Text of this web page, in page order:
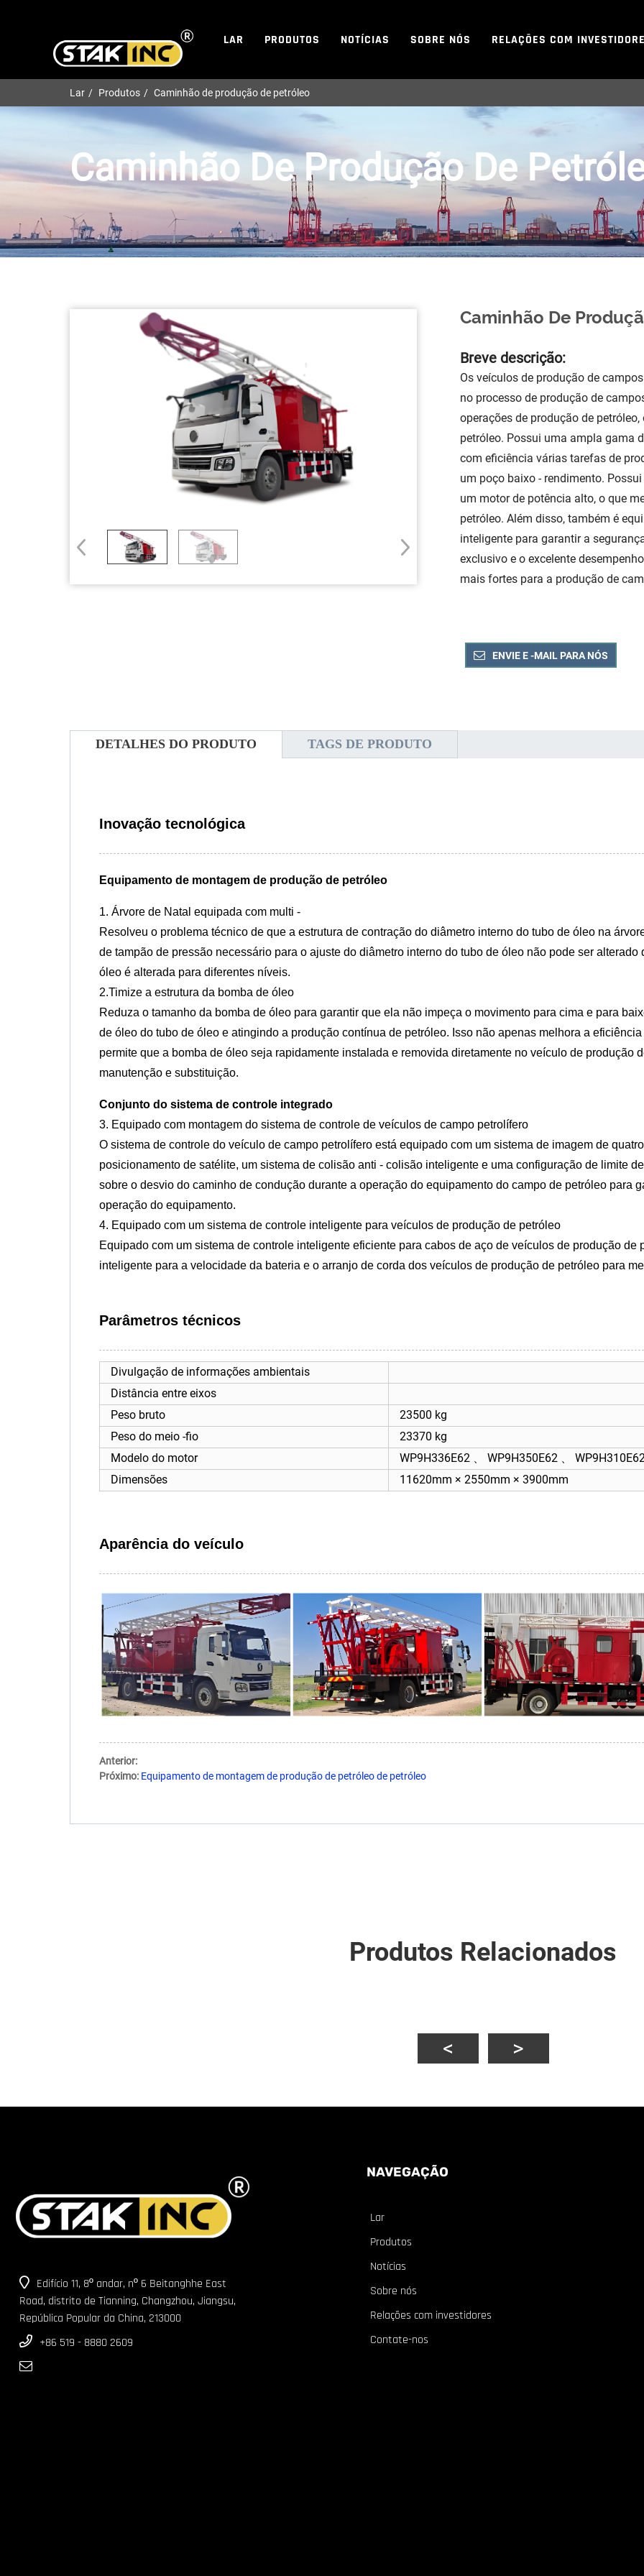
LAR PRODUTOS NOTÍCIAS SOBRE NÓS RELAÇÕES COM
Lar Produtos Caminhão de produção de petróleo
Caminhão De Produção De
Caminhão De
Breve descrição:
Os veículos de produção de
no processo de produção de
operações de produção de
petróleo. Possui uma ampla gama
com eficiência várias tarefas de
um poço baixo - rendimento.
um motor de potência alto, o que
petróleo. Além disso, também é
inteligente para garantir a
exclusivo e o excelente
mais fortes para a produção de
ENVIE E -MAIL PARA NÓS
DETALHES DO PRODUTO TAGS DE PRODUTO
Inovação tecnológica
Equipamento de montagem de produção de petróleo
1. Árvore de Natal equipada com multi -
Resolveu o problema técnico de que a estrutura de contração do diâmetro interno do tubo de óleo na
de tampão de pressão necessário para o ajuste do diâmetro interno do tubo de óleo não pode ser
óleo é alterada para diferentes níveis.
2.Timize a estrutura da bomba de óleo
Reduza o tamanho da bomba de óleo para garantir que ela não impeça o movimento para cima e para
de óleo do tubo de óleo e atingindo a produção contínua de petróleo. Isso não apenas melhora a
permite que a bomba de óleo seja rapidamente instalada e removida diretamente no veículo de produção
manutenção e substituição.
Conjunto do sistema de controle integrado
3. Equipado com montagem do sistema de controle de veículos de campo petrolífero
O sistema de controle do veículo de campo petrolífero está equipado com um sistema de imagem de
posicionamento de satélite, um sistema de colisão anti - colisão inteligente e uma configuração de limite
sobre o desvio do caminho de condução durante a operação do equipamento do campo de petróleo para
operação do equipamento.
4. Equipado com um sistema de controle inteligente para veículos de produção de petróleo
Equipado com um sistema de controle inteligente eficiente para cabos de aço de veículos de produção de
inteligente para a velocidade da bateria e o arranjo de corda dos veículos de produção de petróleo para
Parâmetros técnicos
Divulgação de informações ambientais
Distância entre eixos
Peso bruto
23500 kg
Peso do meio -fio
23370 kg
Modelo do motor
WP9H336E62 、 WP9H350E62 、
Dimensões
11620mm × 2550mm × 3900mm
Aparência do veículo
Anterior:
Próximo: Equipamento de montagem de produção de petróleo de petróleo
Produtos Relacionados
Edifício 11, 8º andar, nº 6 Beitanghhe East
Road, distrito de Tianning, Changzhou, Jiangsu,
República Popular da China, 213000
+86 519 - 8880 2609
NAVEGAÇÃO
Lar
Produtos
Notícias
Sobre nós
Relações com investidores
Contate-nos